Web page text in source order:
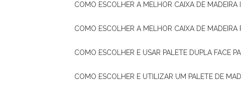
COMO ESCOLHER A MELHOR CAIXA DE
COMO ESCOLHER A MELHOR CAIXA DE MADEIRA
COMO ESCOLHER E USAR PALETE DUPLA FACE
COMO ESCOLHER E UTILIZAR UM PALETE DE